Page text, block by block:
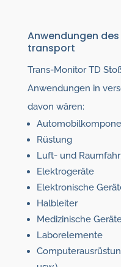
Anwendungen
transport
Trans-Monitor TD
Anwendungen in
davon wären:
Rüstung
Luft- und
Elektrogeräte
Elektronische
Halbleiter
Medizinische
Laborelemente